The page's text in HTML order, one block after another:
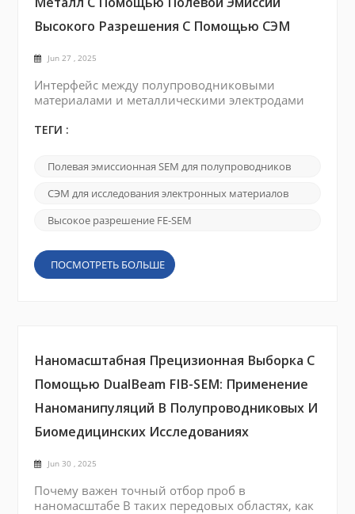
Металл С Помощью Полевой Эмиссии
Высокого Разрешения С Помощью СЭМ
Jun 27 , 2025
Интерфейс между полупроводниковыми
материалами и металлическими электродами
устройств. Морфология поверхности,
интерфейсе напрямую влияют на ключевые
факторы, такие как проводимость, стабильность
и общая надежность устройства. Поэтому
полупроводник-металл имеет важное значен...
ТЕГИ :
Полевая эмиссионная SEM для полупроводников
СЭМ для исследования электронных материалов
Высокое разрешение FE-SEM
ПОСМОТРЕТЬ БОЛЬШЕ
Наномасштабная Прецизионная Выборка С
Помощью DualBeam FIB-SEM: Применение
Наноманипуляций В Полупроводниковых И
Биомедицинских Исследованиях
Jun 30 , 2025
Почему важен точный отбор проб в
наномасштабе В таких передовых областях, как